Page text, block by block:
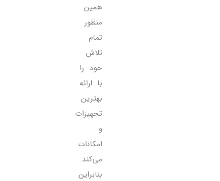
همین
منظور
تمام
تلاش
خود را
با ارائه
بهترین
تجهیزات
و
امکانات
می‌کند.
بنابراین